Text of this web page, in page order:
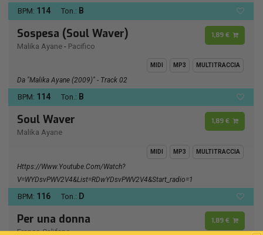
BPM: 114 Ton.: B
Sospesa (Soul Waver)
Malika Ayane - Pacifico
1,89 €
MIDI MP3 MULTITRACCIA
Da "Malika Ayane (2009)" - Track 02
BPM: 114 Ton.: B
Soul Waver
Malika Ayane
1,89 €
MIDI MP3 MULTITRACCIA
Https://www.youtube.com/watch?
V=wYDsvPWV2V4&list=RDwYDsvPWV2V4&start_radio=1
BPM: 116 Ton.: D
Per una donna
Franco Califano
1,89 €